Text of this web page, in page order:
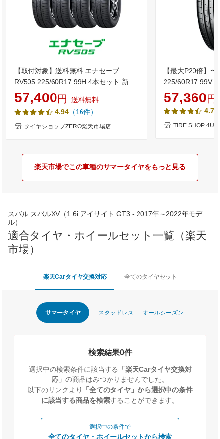
【取付対象】送料無料 エナセーブ
RV505 225/60R17 99H 4本セット 新品
夏タイヤ ダンロップ DUNLOP
ENASAVE
57,400円
送料無料
4.94 （16件）
タイヤショップZERO楽天市場店
【最大P20倍】
225/60R17 99V
XT AE61 ヨコハ
タイヤ 単品 4本
料無料
57,360円
4.75
TIRE SHOP 4U
楽天市場でこの車種のサマータイヤをもっと見る
スバル スバルXV（1.6i アイサイト GT3 - 2017年～2022年モデ
ル）
適合タイヤ・ホイールセット一覧（楽天
市場）
楽天Carタイヤ交換対応 全てのタイヤセット
サマータイヤ スタッドレス オールシーズン
検索結果0件
選択中の検索条件に該当する 「楽天Carタイヤ交換対
応」 の商品はみつかりませんでした。
以下のリンクより
「全てのタイヤ」から選択中の条件
に該当する商品を検索することができます。
選択中の条件で
全てのタイヤ・ホイールセットから検索